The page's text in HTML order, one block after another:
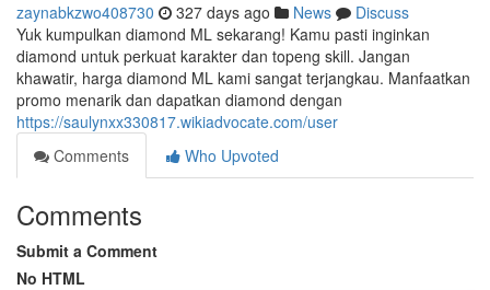
zaynabkzwo408730 327 days ago News
Discuss
Yuk kumpulkan diamond ML sekarang! Kamu pasti inginkan
diamond untuk perkuat karakter dan topeng skill. Jangan
khawatir, harga diamond ML kami sangat terjangkau. Manfaatkan
promo menarik dan dapatkan diamond dengan
https://saulynxx330817.wikiadvocate.com/user
Comments
Who Upvoted
Comments
Submit a Comment
No HTML